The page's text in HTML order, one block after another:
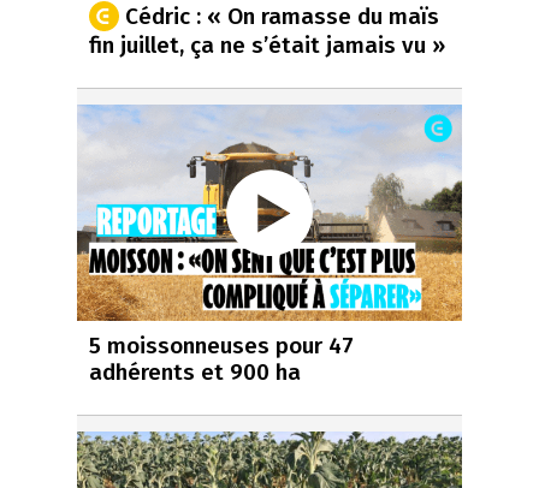
Cédric : « On ramasse du maïs
fin juillet, ça ne s’était jamais vu »
5 moissonneuses pour 47
adhérents et 900 ha